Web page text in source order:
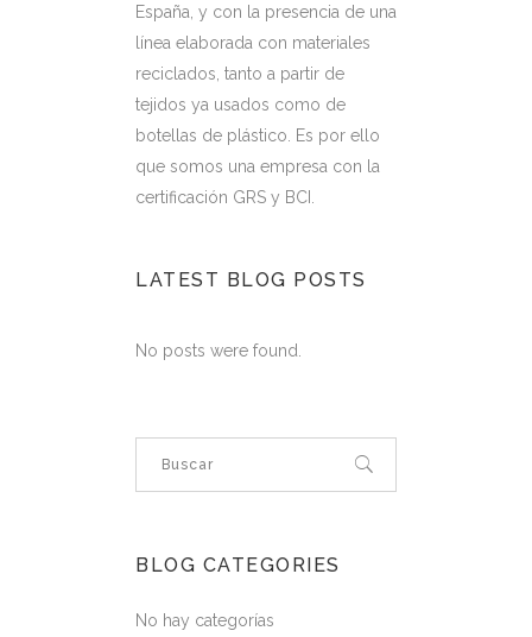
España, y con la presencia de una
línea elaborada con materiales
reciclados, tanto a partir de
tejidos ya usados como de
botellas de plástico. Es por ello
que somos una empresa con la
certificación GRS y BCI.
LATEST BLOG POSTS
No posts were found.
BLOG CATEGORIES
No hay categorías